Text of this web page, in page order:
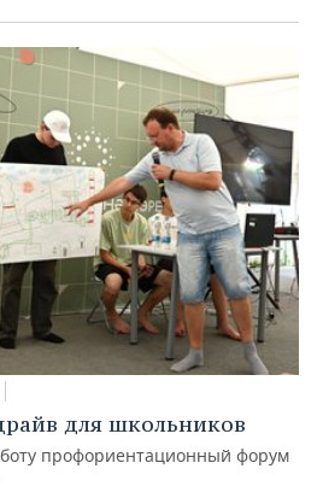
для школьников
профориентационный форум